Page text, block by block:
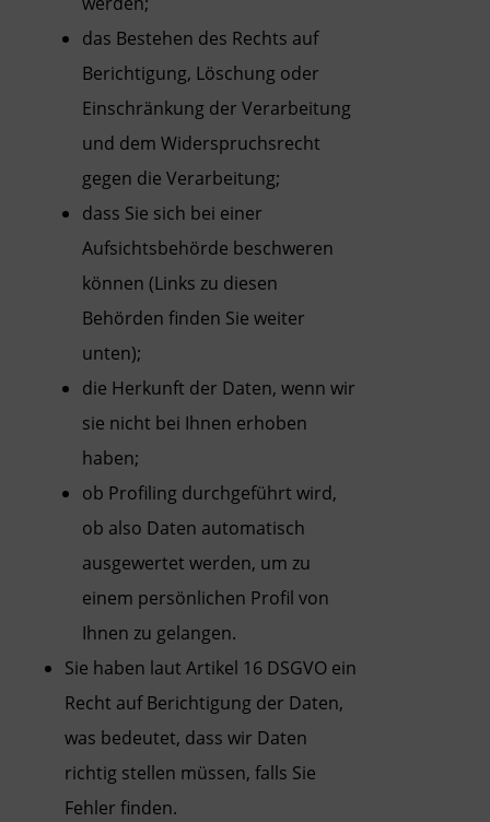
das Bestehen des Rechts auf
Berichtigung, Löschung oder
Einschränkung der Verarbeitung
und dem Widerspruchsrecht
gegen die Verarbeitung;
dass Sie sich bei einer
Aufsichtsbehörde beschweren
können (Links zu diesen
Behörden finden Sie weiter
unten);
die Herkunft der Daten, wenn wir
sie nicht bei Ihnen erhoben
haben;
ob Profiling durchgeführt wird,
ob also Daten automatisch
ausgewertet werden, um zu
einem persönlichen Profil von
Ihnen zu gelangen.
Sie haben laut Artikel 16 DSGVO ein
Recht auf Berichtigung der Daten,
was bedeutet, dass wir Daten
richtig stellen müssen, falls Sie
Fehler finden.